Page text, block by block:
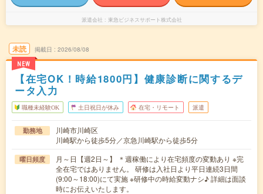
派遣会社 東急ビジネスサポート株式会社
未読
NEW
掲載日 2026/08/08
【在宅OK！時給1800円】健康診断に関するデ
ータ入力
職種未経験OK 土日祝日が休み 在宅・リモート 派遣
勤務地
川崎市川崎区
川崎駅から徒歩5分／京急川崎駅から徒歩5分
曜日頻度
月～日【週2日～】 ＊週稼働により在宅頻度の変動あり ※完
全在宅ではありません。 研修は入社日より平日連続3日間
(9:00～18:00)にて実施 ※研修中の時給変動ナシ♪ 詳細は面談
時にお伝えいたします。